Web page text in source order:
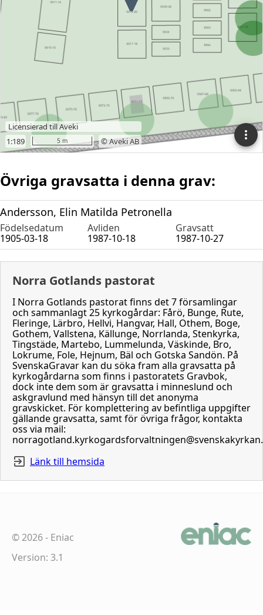
Övriga gravsatta i denna grav:
Andersson, Elin Matilda Petronella
Födelsedatum Avliden
Gravsatt
1905-03-18
1987-10-18 1987-10-27
Norra Gotlands pastorat
I Norra Gotlands pastorat finns det 7 församlingar
och sammanlagt 25 kyrkogårdar: Fårö, Bunge, Rute,
Fleringe, Lärbro, Hellvi, Hangvar, Hall, Othem, Boge,
Gothem, Vallstena, Källunge, Norrlanda, Stenkyrka,
Tingstäde, Martebo, Lummelunda, Väskinde, Bro,
Lokrume, Fole, Hejnum, Bäl och Gotska Sandön. På
SvenskaGravar kan du söka fram alla gravsatta på
kyrkogårdarna som finns i pastoratets Gravbok,
dock inte dem som är gravsatta i minneslund och
askgravlund med hänsyn till det anonyma
gravskicket. För komplettering av befintliga uppgifter
gällande gravsatta, samt för övriga frågor, kontakta
oss via mail:
Länk till hemsida
©2026- Eniac
Version: 3.1